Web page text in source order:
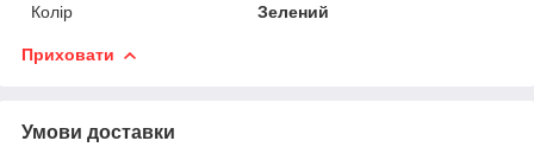
Колір
Зелений
Приховати
Умови доставки